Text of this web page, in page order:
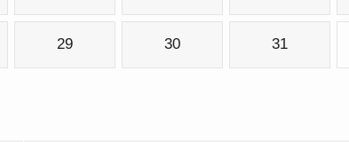
29 30 31